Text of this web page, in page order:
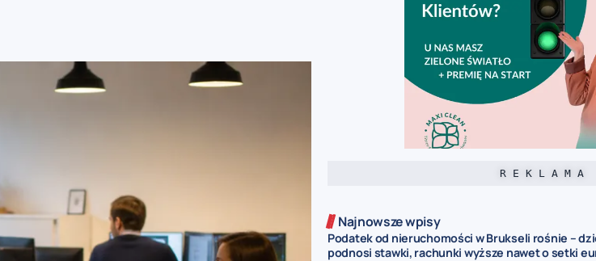
R E K L A M A
Najnowsze wpisy
Podatek od nieruchomości w Brukseli rośnie –
podnosi stawki, rachunki wyższe nawet o setki